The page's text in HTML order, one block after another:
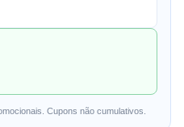
Cupons não cumulativos.